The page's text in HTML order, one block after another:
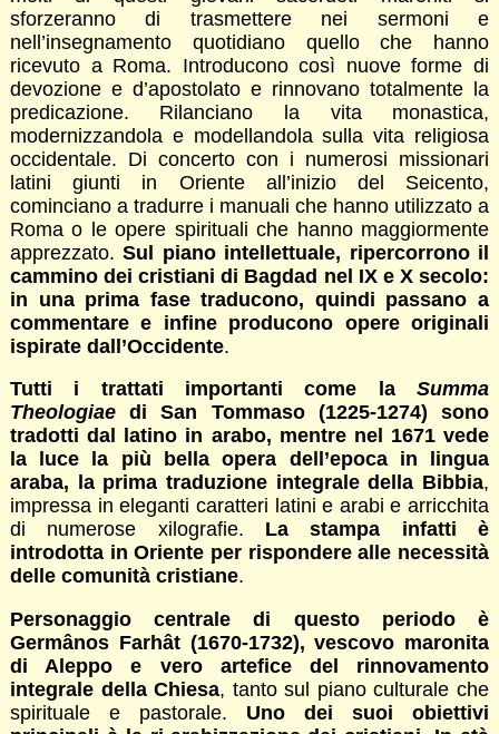
sforzeranno di trasmettere nei sermoni e
nell’insegnamento quotidiano quello che hanno
ricevuto a Roma. Introducono così nuove forme di
devozione e d’apostolato e rinnovano totalmente la
predicazione. Rilanciano la vita monastica,
modernizzandola e modellandola sulla vita religiosa
occidentale. Di concerto con i numerosi missionari
latini giunti in Oriente all’inizio del Seicento,
cominciano a tradurre i manuali che hanno utilizzato a
Roma o le opere spirituali che hanno maggiormente
apprezzato.Sul piano intellettuale, ripercorrono il
cammino dei cristiani di Bagdad nel IX e X secolo:
in una prima fase traducono, quindi passano a
commentare e infine producono opere originali
ispirate dall’Occidente.
Tutti i trattati importanti come laSumma
Theologiaedi San Tommaso (1225-1274) sono
tradotti dal latino in arabo, mentre nel 1671 vede
la luce la più bella opera dell’epoca in lingua
araba, la prima traduzione integrale della Bibbia,
impressa in eleganti caratteri latini e arabi e arricchita
di numerose xilografie. La stampa infatti è
introdotta in Oriente per rispondere alle necessità
delle comunità cristiane.
Personaggio centrale di questo periodo è
Germânos Farhât (1670-1732), vescovo maronita
di Aleppo e vero artefice del rinnovamento
integrale della Chiesa, tanto sul piano culturale che
spirituale e pastorale. Uno dei suoi obiettivi